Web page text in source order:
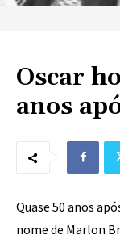
Oscar
anos
Quase 50 anos
nome de Marlon